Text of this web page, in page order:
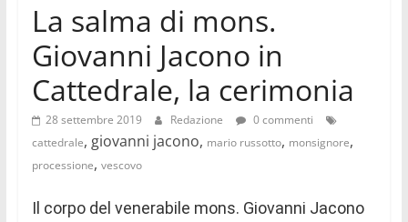
La salma di mons.
Giovanni Jacono in
Cattedrale, la cerimonia
28 settembre 2019 Redazione
0 commenti
cattedrale, giovanni jacono, mario russotto, monsignore,
processione, vescovo
Il corpo del venerabile mons. Giovanni Jacono